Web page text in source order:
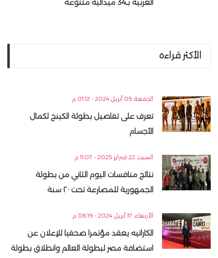
العربية بـ34 ميدالية متنوعة
الأكثر قراءه
الجمعة, 05 أبريل 2024 - 01:12 م
تعرف على تفاصيل بطولة الكينج لكمال
الأجسام
السبت, 22 فبراير 2025 - 11:07 م
نتائج منافسات اليوم الثاني من بطولة
الجمهورية للمصارعة تحت ٢٠ سنة
الأربعاء, 17 أبريل 2024 - 08:19 م
الكاراتيه يعقد مؤتمرا صحفيا للإعلان عن
استضافة مصر لبطولة العالم وانطلاق بطولة